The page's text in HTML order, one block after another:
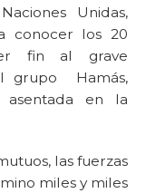
Unidas,
conocer los 20
fin al grave
grupo Hamás,
asentada en la
las fuerzas
miles y miles